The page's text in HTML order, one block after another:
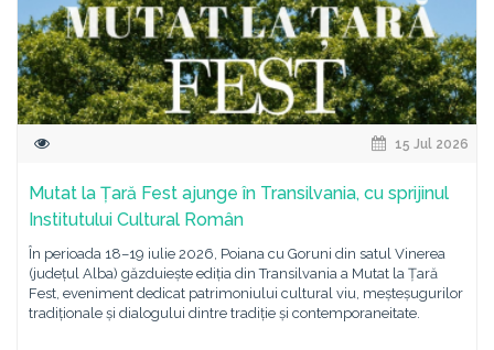
15 Jul 2026
Mutat la Țară Fest ajunge în Transilvania, cu sprijinul
Institutului Cultural Român
În perioada 18–19 iulie 2026, Poiana cu Goruni din satul Vinerea
(județul Alba) găzduiește ediția din Transilvania a Mutat la Țară
Fest, eveniment dedicat patrimoniului cultural viu, meșteșugurilor
tradiționale și dialogului dintre tradiție și contemporaneitate.